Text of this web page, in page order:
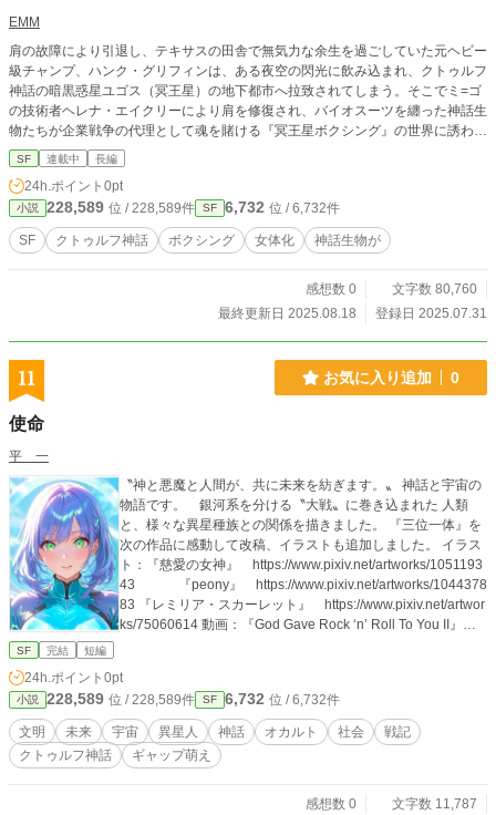
EMM
肩の故障により引退し、テキサスの田舎で無気力な余生を過ごしていた元ヘビー
級チャンプ、ハンク・グリフィンは、ある夜空の閃光に飲み込まれ、クトゥルフ
神話の暗黒惑星ユゴス（冥王星）の地下都市へ拉致されてしまう。そこでミ=ゴ
の技術者ヘレナ・エイクリーにより肩を修復され、バイオスーツを纏った神話生
物たちが企業戦争の代理として魂を賭ける『冥王星ボクシング』の世界に誘われ
る。 弱小トライスクラップ社の命運をかけ、再燃した魂の拳で、深淵協和社の
深きものダグ＝ゾスやショゴス・ゾス＝オムモグ、冥王星を支配する大企業ノイ
ズコンツェルンのチャンピオン・ヌガー・クトゥンとの激闘に挑む！ヘレナとの
種族を超えた絆、労働階級ミ=ゴの熱狂を混沌と秩序の神々が見守るリングで、
ハンクの英雄再起はユゴスの発光粘菌を虹色に輝かせる！地球の誇りを宇宙に轟
かせる神話的スポーツ叙事詩――試合開始!!
SF 連載中 長編
24h.ポイント 0pt
小説 228,589 位 / 228,589件 SF 6,732 位 / 6,732件
SF クトゥルフ神話 ボクシング 女体化 神話生物が
感想数 0
文字数 80,760
最終更新日 2025.08.18
登録日 2025.07.31
11 お気に入り追加 0
使命
平 一
〝神と悪魔と人間が、共に未来を紡ぎます。〟 神話と宇宙の
物語です。 銀河系を分ける〝大戦〟に巻き込まれた 人類
と、様々な異星種族との関係を描きました。 『三位一体』を
次の作品に感動して改稿、イラストも追加しました。 イラス
ト：『慈愛の女神』 https://www.pixiv.net/artworks/1051193
43 『peony』 https://www.pixiv.net/artworks/1044378
83 『レミリア・スカーレット』 https://www.pixiv.net/artwor
ks/75060614 動画：『God Gave Rock ‘n’ Roll To You II』 ht
e to Yell』 https://www.youtube.com/watch?v=qt9tf1wfJ3A
『アオノショウドウ』 https://www.youtube.com/watch?v=V
5wNMUbj0iw 『Halloween Code』 https://www.youtube.co
m/watch?v=PCVA2MYZUxk 素敵な刺激を与えてくれる文化
的作品に、感謝します。 昔、私的な問題に悩みネカフェ通い
など様々な動画に感動し、 『古代の宇宙人』説による暗めの
SF 完結 短編
24h.ポイント 0pt
小説 228,589 位 / 228,589件 SF 6,732 位 / 6,732件
文明 未来 宇宙 異星人 神話 オカルト 社会
戦記
クトゥルフ神話
ギャップ萌え
感想数 0
文字数 11,787